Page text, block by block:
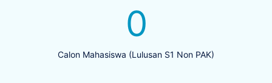
Calon Mahasiswa (Lulusan S1 Non PAK)
0